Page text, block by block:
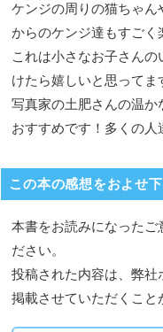
ケンジの周りの猫ちゃ
からのケンジ達もすごく
これは小さなお子さん
けたら嬉しいと思ってま
写真家の土肥さんの温か
おすすめです！多くの人
この本の感想をおよせ
本書をお読みになったご
ださい。
投稿された内容は、弊社
掲載させていただくこと